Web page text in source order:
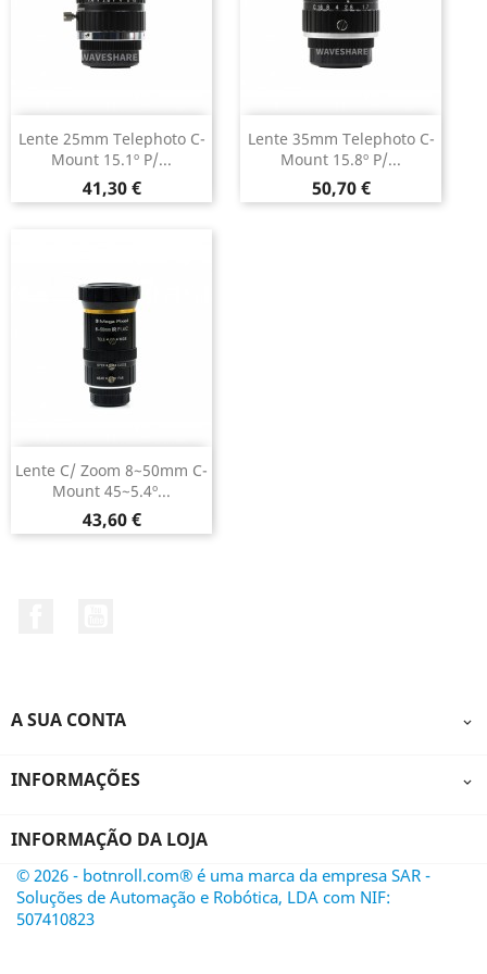
Lente 25mm Telephoto C-
Mount 15.1º P/...
Preço
41,30 €
Lente 35mm Telephoto C-
Mount 15.8º P/...
Preço
50,70 €
Lente C/ Zoom 8~50mm C-
Mount 45~5.4º...
Preço
43,60 €
A SUA CONTA 
INFORMAÇÕES 
INFORMAÇÃO DA LOJA
© 2026 - botnroll.com® é uma marca da empresa SAR -
Soluções de Automação e Robótica, LDA com NIF:
507410823